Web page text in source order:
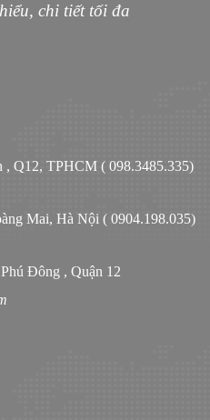
chi tiết tối đa
, Q12, TPHCM ( 098.3485.335)
Mai, Hà Nội ( 0904.198.035)
Đông , Quận 12